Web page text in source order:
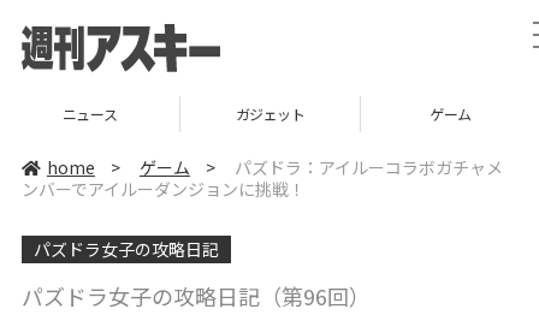
ガジェット ゲーム グルメ
home > ゲーム >
パズドラ：アイルーコラボガチャメ
ンバーでアイルーダンジョンに挑戦！
パズドラ女子の攻略日記
パズドラ女子の攻略日記（第96回）